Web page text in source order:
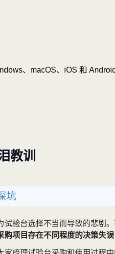
、macOS、iOS 和
教训
坑
验台选择不当而导致的悲剧
购项目存在不同程度的决策失误